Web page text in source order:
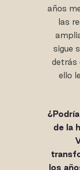
años
las
sigue
detrás
ello
de la
los